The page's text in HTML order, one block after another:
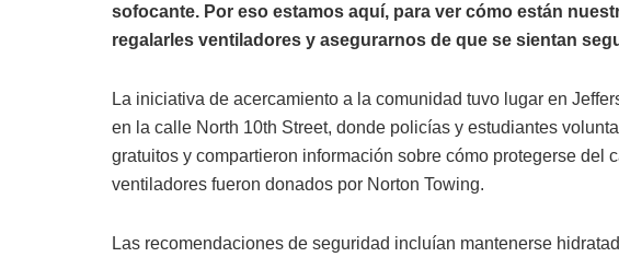
sofocante. Por eso estamos aquí, para ver cómo están
regalarles ventiladores y asegurarnos de que se sientan
La iniciativa de acercamiento a la comunidad tuvo lugar en
en la calle North 10th Street, donde policías y estudiantes
gratuitos y compartieron información sobre cómo protegerse del
ventiladores fueron donados por Norton Towing.
Las recomendaciones de seguridad incluían mantenerse